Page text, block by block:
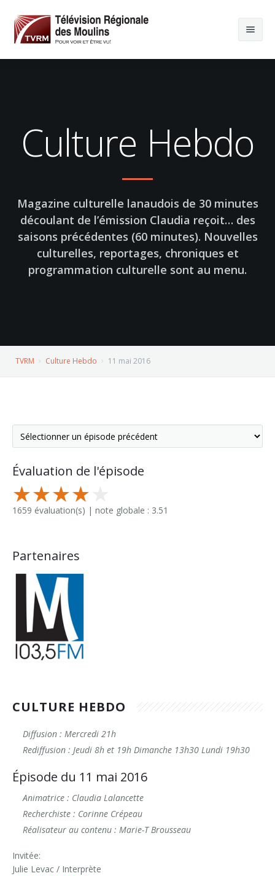
Culture Hebdo
Magazine culturelle lanaudois de 30 minutes
découlant de l’émission Claudia reçoit… des
saisons précédentes (60 minutes). Nouvelles
culturelles, reportages, chroniques et
programmation culturelle sont au menu.
TVRM Culture Hebdo 11 mai 2016
Évaluation de l'épisode
1659 évaluation(s) | note globale : 3.51
Partenaires
CULTURE HEBDO
Diffusion : Mercredi 21h
Rediffusion : Jeudi 8h et 19h Dimanche 13h30 Lundi 19h30
Épisode du 11 mai 2016
Animatrice : Claudia Lalancette
Recherchiste : Corinne Crépeau
Réalisateur au contenu : Marie-T Brousseau
Invitée:
Julie Levac / Interprète